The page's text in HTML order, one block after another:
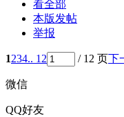
看全部
本版发帖
举报
1234.. 12 / 12 页下
微信
QQ好友